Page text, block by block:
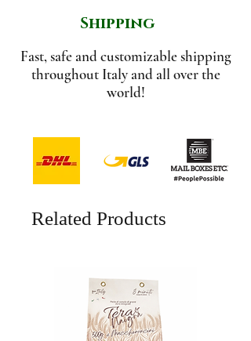
Shipping
Fast, safe and customizable shipping
throughout Italy and all over the
world!
Related Products